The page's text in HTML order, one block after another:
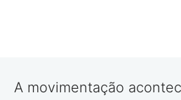
A movimentação